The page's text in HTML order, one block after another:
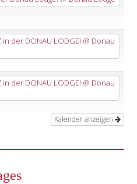
in der DONAU LODGE! @ Donau
in der DONAU LODGE! @ Donau
Kalender anzeigen